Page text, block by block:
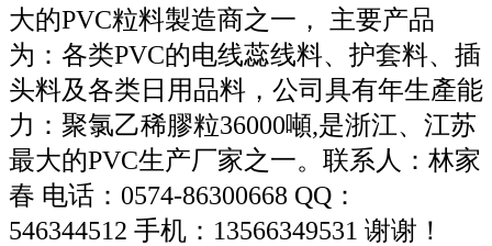
大的PVC粒料製造商之一， 主要产品
为：各类PVC的电线蕊线料、护套料、插
头料及各类日用品料，公司具有年生產能
力：聚氯乙稀膠粒36000噸,是浙江、江苏
最大的PVC生产厂家之一。联系人：林家
春 电话：0574-86300668 QQ：
546344512 手机：13566349531 谢谢！